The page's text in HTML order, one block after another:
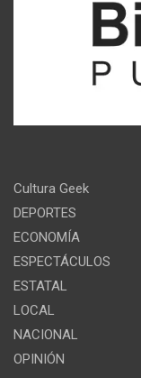
Cultura Geek
DEPORTES
ECONOMÍA
ESPECTÁCULOS
ESTATAL
LOCAL
NACIONAL
OPINIÓN